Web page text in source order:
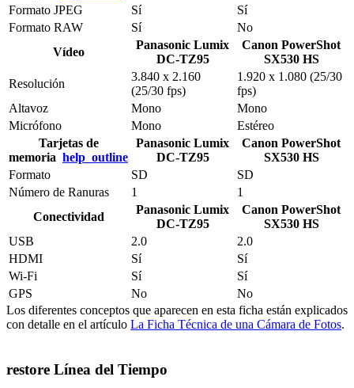
Formato JPEG
Sí
Sí
Formato RAW
Sí
No
Vídeo
Panasonic Lumix
DC-TZ95
Canon PowerShot
SX530 HS
Resolución
3.840 x 2.160
(25/30 fps)
1.920 x 1.080 (25/30
fps)
Altavoz
Mono
Mono
Micrófono
Mono
Estéreo
Tarjetas de
memoria help_outline
Panasonic Lumix
DC-TZ95
Canon PowerShot
SX530 HS
Formato
SD
SD
Número de Ranuras
1
1
Conectividad
Panasonic Lumix
DC-TZ95
Canon PowerShot
SX530 HS
USB
2.0
2.0
HDMI
Sí
Sí
Wi-Fi
Sí
Sí
GPS
No
No
Los diferentes conceptos que aparecen en esta ficha están explicados
con detalle en el artículo La Ficha Técnica de una Cámara de Fotos.
restore Línea del Tiempo